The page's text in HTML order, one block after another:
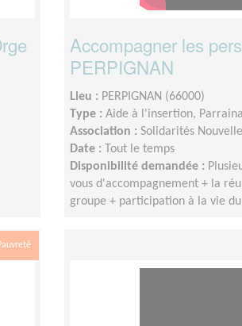
Accompagner les
PERPIGNAN
Lieu : PERPIGNAN (66000)
Type : Aide à l'insertion,
Association : Solidarités
Date :
Tout le temps
Disponibilité demandée :
vous d'accompagnement + la
groupe + participation à la vie